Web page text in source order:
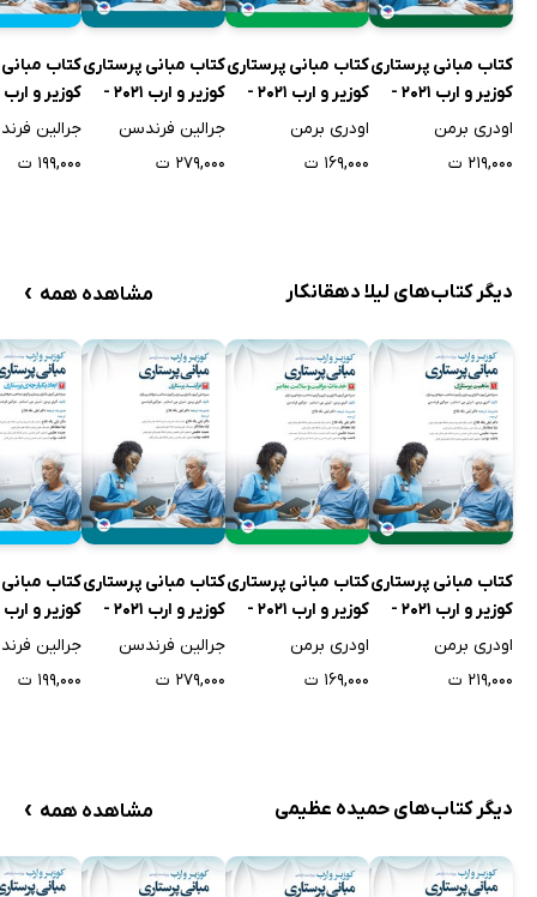
کتاب مبانی پرستاری
کوزیر و ارب 2021 -
جلد اول
اودری برمن
۲۱۹,۰۰۰ ت
کتاب مبانی پرستاری
کوزیر و ارب 2021 -
جلد دوم
اودری برمن
۱۶۹,۰۰۰ ت
کتاب مبانی پرستاری
کوزیر و ارب 2021 -
جلد سوم
جرالین فرندسن
۲۷۹,۰۰۰ ت
کتاب
جلد چهارم
جرالین
۱۹۹,۰۰۰ ت
دیگر کتاب‌های لیلا دهقانکار مشاهده همه ›
کتاب مبانی پرستاری
کوزیر و ارب 2021 -
جلد اول
اودری برمن
۲۱۹,۰۰۰ ت
کتاب مبانی پرستاری
کوزیر و ارب 2021 -
جلد دوم
اودری برمن
۱۶۹,۰۰۰ ت
کتاب مبانی پرستاری
کوزیر و ارب 2021 -
جلد سوم
جرالین فرندسن
۲۷۹,۰۰۰ ت
کتاب
جلد چهارم
جرالین
۱۹۹,۰۰۰ ت
دیگر کتاب‌های حمیده عظیمی مشاهده همه ›